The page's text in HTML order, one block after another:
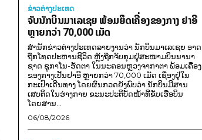
ຂ່າວຕ່າງປະເທດ
ຈັບນັກບິນມາເລເຊຍ ພ້ອມຍຶດເຄື່ອງຂອງກາງ ຢາອີ
ຫຼາຍກວ່າ 70,000 ເມັດ
ສຳນັກຂ່າວຕ່າງປະເທດລາຍງານວ່າ ນັກບິນມາເລເຊຍ ອາດ
ຖືກໂທດປະຫານຊີວິດ ຫຼັງຖືກຈັບກຸມຢູ່ສະໜາມບິນນານາ
ຊາດ ຊູກາໂນ-ຮັດຕາ ໃນນະຄອນຫຼວງຈາກາຕາ ພ້ອມເຄື່ອງ
ຂອງກາງເປັນຢາອີ ຫຼາຍກວ່າ 70,000 ເມັດ ເຊື່ອງຢູ່ໃນ
ກະເປົາເດີນທາງ ໂດຍຜົນກວດຍັງພົບວ່າ ນັກບິນມີສານ
ເສບຕິດໃນຮ່າງກາຍ ຂະນະປະຕິບັດໜ້າທີ່ຂັບເຮືອບິນ
ໂດຍສານ...
06/08/2026